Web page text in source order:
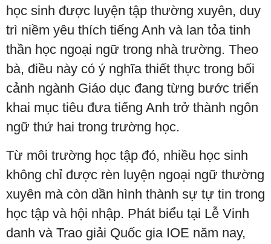
học sinh được luyện tập thường xuyên, duy
trì niềm yêu thích tiếng Anh và lan tỏa tinh
thần học ngoại ngữ trong nhà trường. Theo
bà, điều này có ý nghĩa thiết thực trong bối
cảnh ngành Giáo dục đang từng bước triển
khai mục tiêu đưa tiếng Anh trở thành ngôn
ngữ thứ hai trong trường học.
Từ môi trường học tập đó, nhiều học sinh
không chỉ được rèn luyện ngoại ngữ thường
xuyên mà còn dần hình thành sự tự tin trong
học tập và hội nhập. Phát biểu tại Lễ Vinh
danh và Trao giải Quốc gia IOE năm nay,